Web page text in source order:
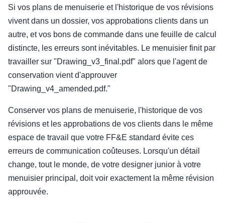
Si vos plans de menuiserie et l'historique de vos révisions
vivent dans un dossier, vos approbations clients dans un
autre, et vos bons de commande dans une feuille de calcul
distincte, les erreurs sont inévitables. Le menuisier finit par
travailler sur "Drawing_v3_final.pdf" alors que l'agent de
conservation vient d'approuver
"Drawing_v4_amended.pdf."
Conserver vos plans de menuiserie, l'historique de vos
révisions et les approbations de vos clients dans le même
espace de travail que votre FF&E standard évite ces
erreurs de communication coûteuses. Lorsqu'un détail
change, tout le monde, de votre designer junior à votre
menuisier principal, doit voir exactement la même révision
approuvée.